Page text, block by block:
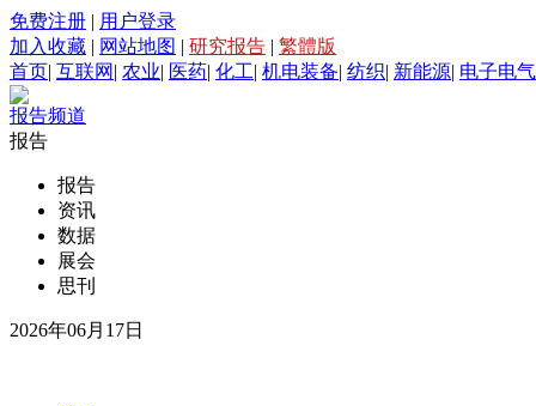
免费注册 | 用户登录
加入收藏 | 网站地图 | 研究报告 | 繁體版
首页| 互联网 | 农业| 医药| 化工| 机电装备| 纺织| 新能源| 电子电气
报告频道
报告
报告
资讯
数据
展会
思刊
2026年06月17日